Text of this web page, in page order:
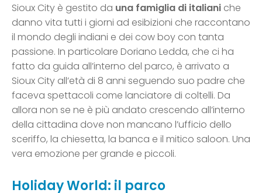
Sioux City è gestito da una famiglia di italiani che
danno vita tutti i giorni ad esibizioni che raccontano
il mondo degli indiani e dei cow boy con tanta
passione. In particolare Doriano Ledda, che ci ha
fatto da guida all’interno del parco, è arrivato a
Sioux City all’età di 8 anni seguendo suo padre che
faceva spettacoli come lanciatore di coltelli. Da
allora non se ne è più andato crescendo all’interno
della cittadina dove non mancano l’ufficio dello
sceriffo, la chiesetta, la banca e il mitico saloon. Una
vera emozione per grande e piccoli.
Holiday World: il parco